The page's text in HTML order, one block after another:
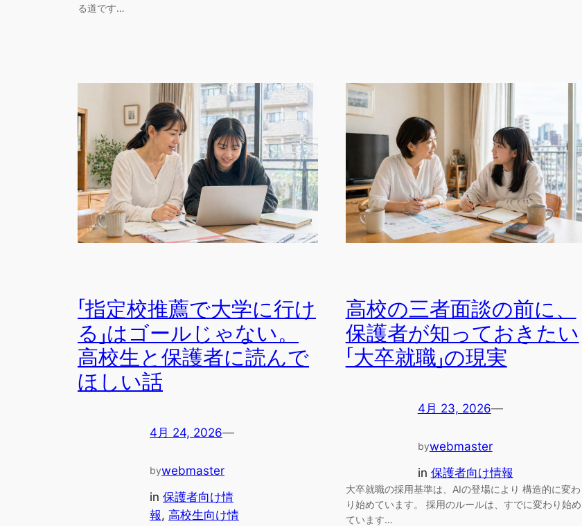
る道です…
「指定校推薦で大学に行け
る」はゴールじゃない。
高校生と保護者に読んで
ほしい話
4月 24, 2026—
bywebmaster
in 保護者向け情
報, 高校生向け情
高校の三者面談の前に、
保護者が知っておきたい
「大卒就職」の現実
4月 23, 2026—
bywebmaster
in 保護者向け情報
大卒就職の採用基準は、AIの登場により 構造的に変わ
り始めています。 採用のルールは、すでに変わり始め
ています…